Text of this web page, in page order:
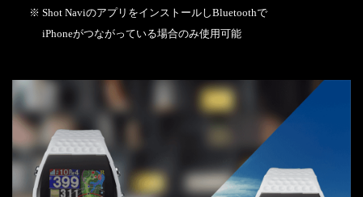
※ Shot NaviのアプリをインストールしBluetoothで
iPhoneがつながっている場合のみ使用可能